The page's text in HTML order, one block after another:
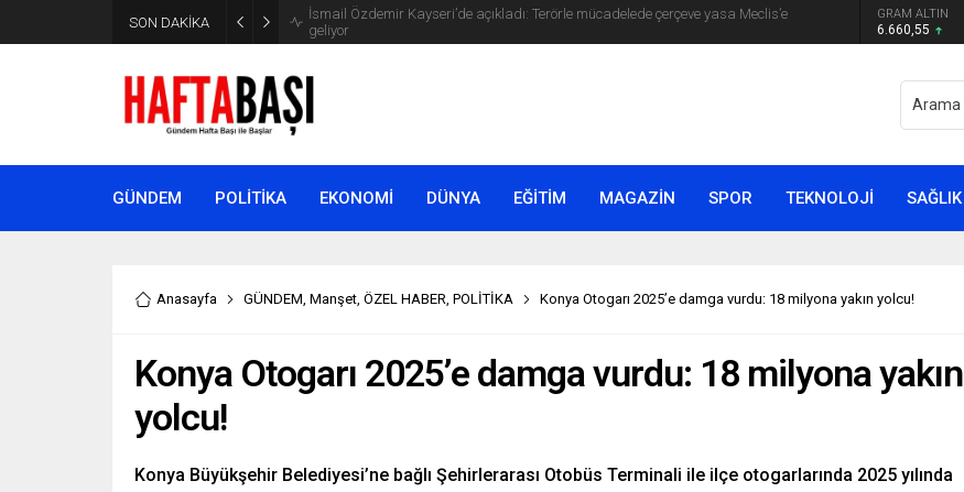
SON DAKİKA Süleyman Soylu ‘çok korktum’ deyip ilk kez açıkladı: En büyük tehdit dışarısıdır! GRAM ALTIN
6.660,55
GÜNDEM POLİTİKA EKONOMİ DÜNYA EĞİTİM MAGAZİN SPOR TEKNOLOJİ SAĞLIK
Anasayfa GÜNDEM, Manşet, ÖZEL HABER, POLİTİKA Konya Otogarı 2025’e damga vurdu: 18 milyona yakın yolcu!
Konya Otogarı 2025’e damga vurdu: 18 milyona yakın
yolcu!
Konya Büyükşehir Belediyesi’ne bağlı Şehirlerarası Otobüs Terminali ile ilçe otogarlarında 2025 yılında